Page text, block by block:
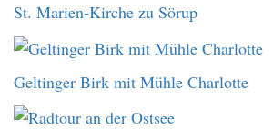
St. Marien-Kirche zu Sörup
Geltinger Birk mit Mühle Charlotte